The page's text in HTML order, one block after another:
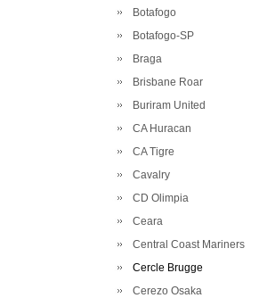
Botafogo
Botafogo-SP
Braga
Brisbane Roar
Buriram United
CA Huracan
CA Tigre
Cavalry
CD Olimpia
Ceara
Central Coast Mariners
Cercle Brugge
Cerezo Osaka